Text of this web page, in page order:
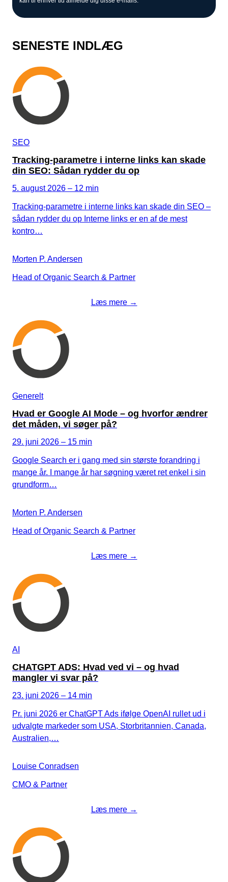
SENESTE INDLÆG
SEO
Tracking-parametre i interne links kan skade
din SEO: Sådan rydder du op
5. august 2026 – 12 min
Tracking-parametre i interne links kan skade din SEO –
sådan rydder du op Interne links er en af de mest
kontro…
Morten P. Andersen
Head of Organic Search & Partner
Læs mere →
Generelt
Hvad er Google AI Mode – og hvorfor ændrer
det måden, vi søger på?
29. juni 2026 – 15 min
Google Search er i gang med sin største forandring i
mange år. I mange år har søgning været ret enkel i sin
grundform…
Morten P. Andersen
Head of Organic Search & Partner
Læs mere →
AI
CHATGPT ADS: Hvad ved vi – og hvad
mangler vi svar på?
23. juni 2026 – 14 min
Pr. juni 2026 er ChatGPT Ads ifølge OpenAI rullet ud i
udvalgte markeder som USA, Storbritannien, Canada,
Australien,…
Louise Conradsen
CMO & Partner
Læs mere →